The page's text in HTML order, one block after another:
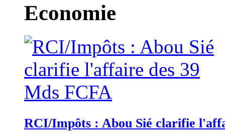
Economie
RCI/Impôts : Abou Sié clarifie